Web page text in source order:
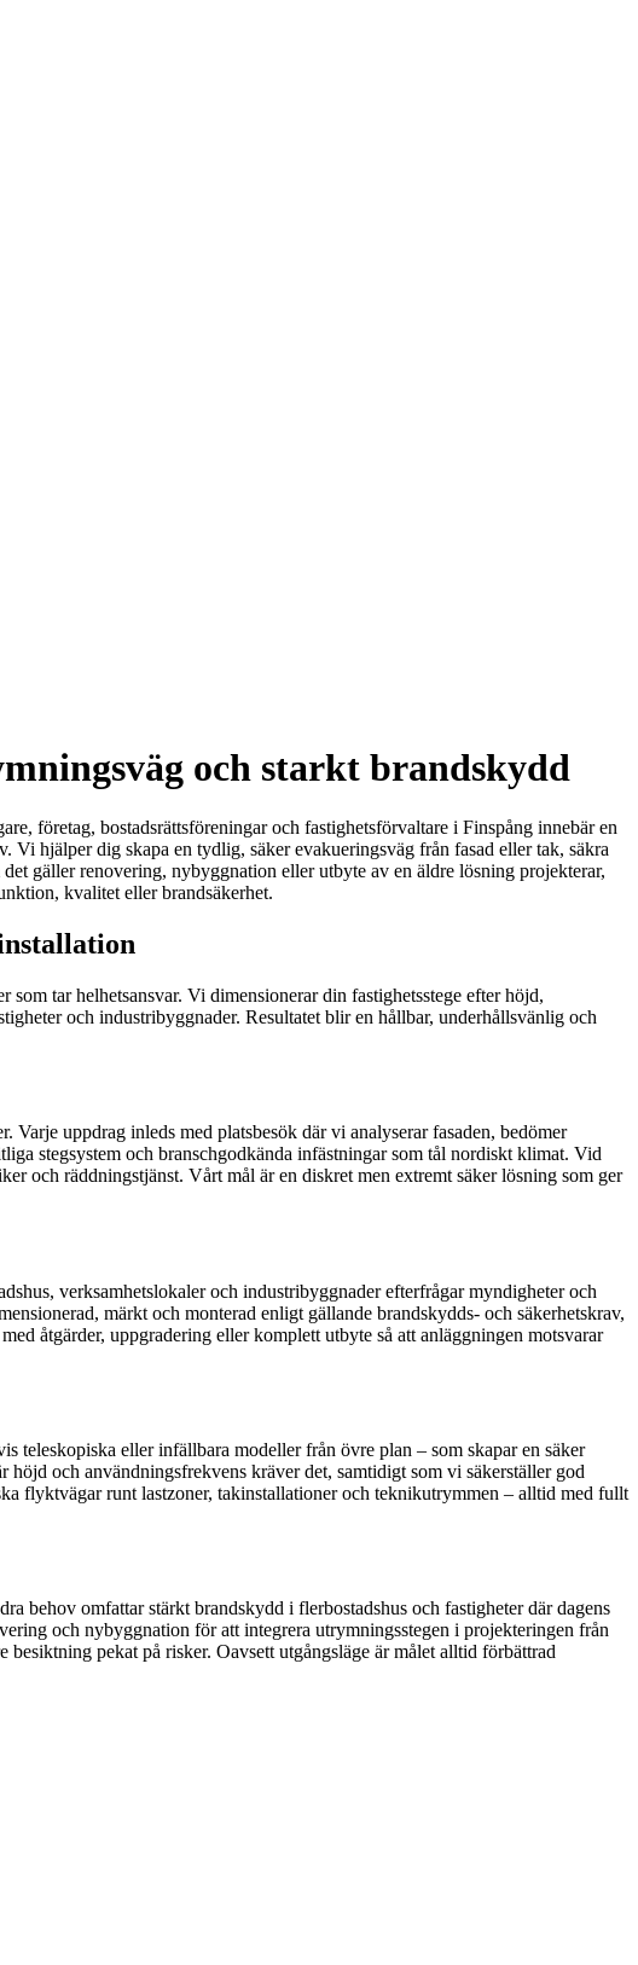
och starkt brandskydd
företag, bostadsrättsföreningar och fastighetsförvaltare i Finspång innebär en
hjälper dig skapa en tydlig, säker evakueringsväg från fasad eller tak, säkra
gäller renovering, nybyggnation eller utbyte av en äldre lösning projekterar,
kvalitet eller brandsäkerhet.
tar helhetsansvar. Vi dimensionerar din fastighetsstege efter höjd,
och industribyggnader. Resultatet blir en hållbar, underhållsvänlig och
uppdrag inleds med platsbesök där vi analyserar fasaden, bedömer
stegsystem och branschgodkända infästningar som tål nordiskt klimat. Vid
och räddningstjänst. Vårt mål är en diskret men extremt säker lösning som ger
verksamhetslokaler och industribyggnader efterfrågar myndigheter och
märkt och monterad enligt gällande brandskydds- och säkerhetskrav,
åtgärder, uppgradering eller komplett utbyte så att anläggningen motsvarar
teleskopiska eller infällbara modeller från övre plan – som skapar en säker
och användningsfrekvens kräver det, samtidigt som vi säkerställer god
flyktvägar runt lastzoner, takinstallationer och teknikutrymmen – alltid med fullt
behov omfattar stärkt brandskydd i flerbostadshus och fastigheter där dagens
och nybyggnation för att integrera utrymningsstegen i projekteringen från
pekat på risker. Oavsett utgångsläge är målet alltid förbättrad